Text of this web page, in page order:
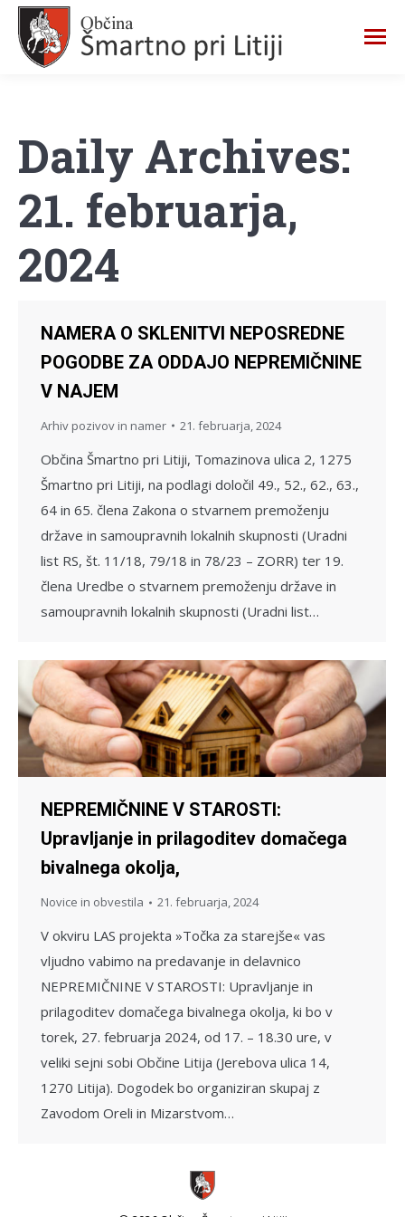
Daily Archives:
21. februarja,
2024
NAMERA O SKLENITVI NEPOSREDNE
POGODBE ZA ODDAJO NEPREMIČNINE
V NAJEM
Arhiv pozivov in namer 21. februarja, 2024
Občina Šmartno pri Litiji, Tomazinova ulica 2, 1275
Šmartno pri Litiji, na podlagi določil 49., 52., 62., 63.,
64 in 65. člena Zakona o stvarnem premoženju
države in samoupravnih lokalnih skupnosti (Uradni
list RS, št. 11/18, 79/18 in 78/23 – ZORR) ter 19.
člena Uredbe o stvarnem premoženju države in
samoupravnih lokalnih skupnosti (Uradni list…
NEPREMIČNINE V STAROSTI:
Upravljanje in prilagoditev domačega
bivalnega okolja,
Novice in obvestila 21. februarja, 2024
V okviru LAS projekta »Točka za starejše« vas
vljudno vabimo na predavanje in delavnico
NEPREMIČNINE V STAROSTI: Upravljanje in
prilagoditev domačega bivalnega okolja, ki bo v
torek, 27. februarja 2024, od 17. – 18.30 ure, v
veliki sejni sobi Občine Litija (Jerebova ulica 14,
1270 Litija). Dogodek bo organiziran skupaj z
Zavodom Oreli in Mizarstvom…